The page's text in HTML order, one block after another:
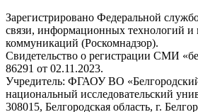
Зарегистрировано Федеральной
связи, информационных технологий и
коммуникаций (Роскомнадзор).
Свидетельство о регистрации СМИ
86291 от 02.11.2023.
Учредитель: ФГАОУ ВО
национальный исследовательский
308015, Белгородская область, г.